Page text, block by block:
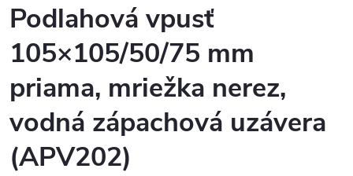
Podlahová vpusť
105×105/50/75 mm
priama, mriežka nerez,
vodná zápachová uzávera
(APV202)